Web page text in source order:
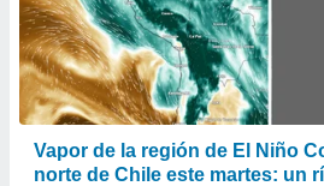
Vapor de la región de El Niño
norte de Chile este martes: un